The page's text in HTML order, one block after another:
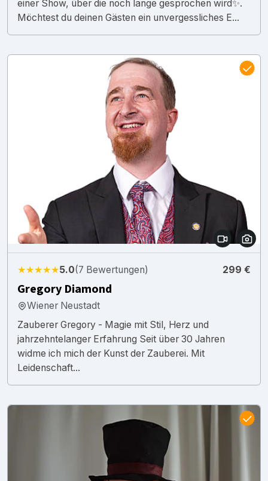
einer Show, über die noch lange gesprochen wird✨.
Möchtest du deinen Gästen ein unvergessliches E...
★★★★★5.0(7 Bewertungen) 299 €
Gregory Diamond
Wiener Neustadt
Zauberer Gregory - Magie mit Stil, Herz und
jahrzehntelanger Erfahrung Seit über 30 Jahren
widme ich mich der Kunst der Zauberei. Mit
Leidenschaft...